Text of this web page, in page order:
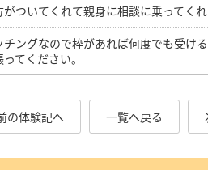
ついてくれて親身に相談に乗ってくれ
ングなので枠があれば何度でも受け
てください。
の体験記へ 一覧へ戻る